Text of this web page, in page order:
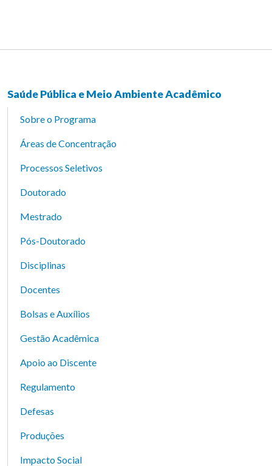
Saúde Pública e Meio Ambiente Acadêmico
Sobre o Programa
Áreas de Concentração
Processos Seletivos
Doutorado
Mestrado
Pós-Doutorado
Disciplinas
Docentes
Bolsas e Auxílios
Gestão Acadêmica
Apoio ao Discente
Regulamento
Defesas
Produções
Impacto Social